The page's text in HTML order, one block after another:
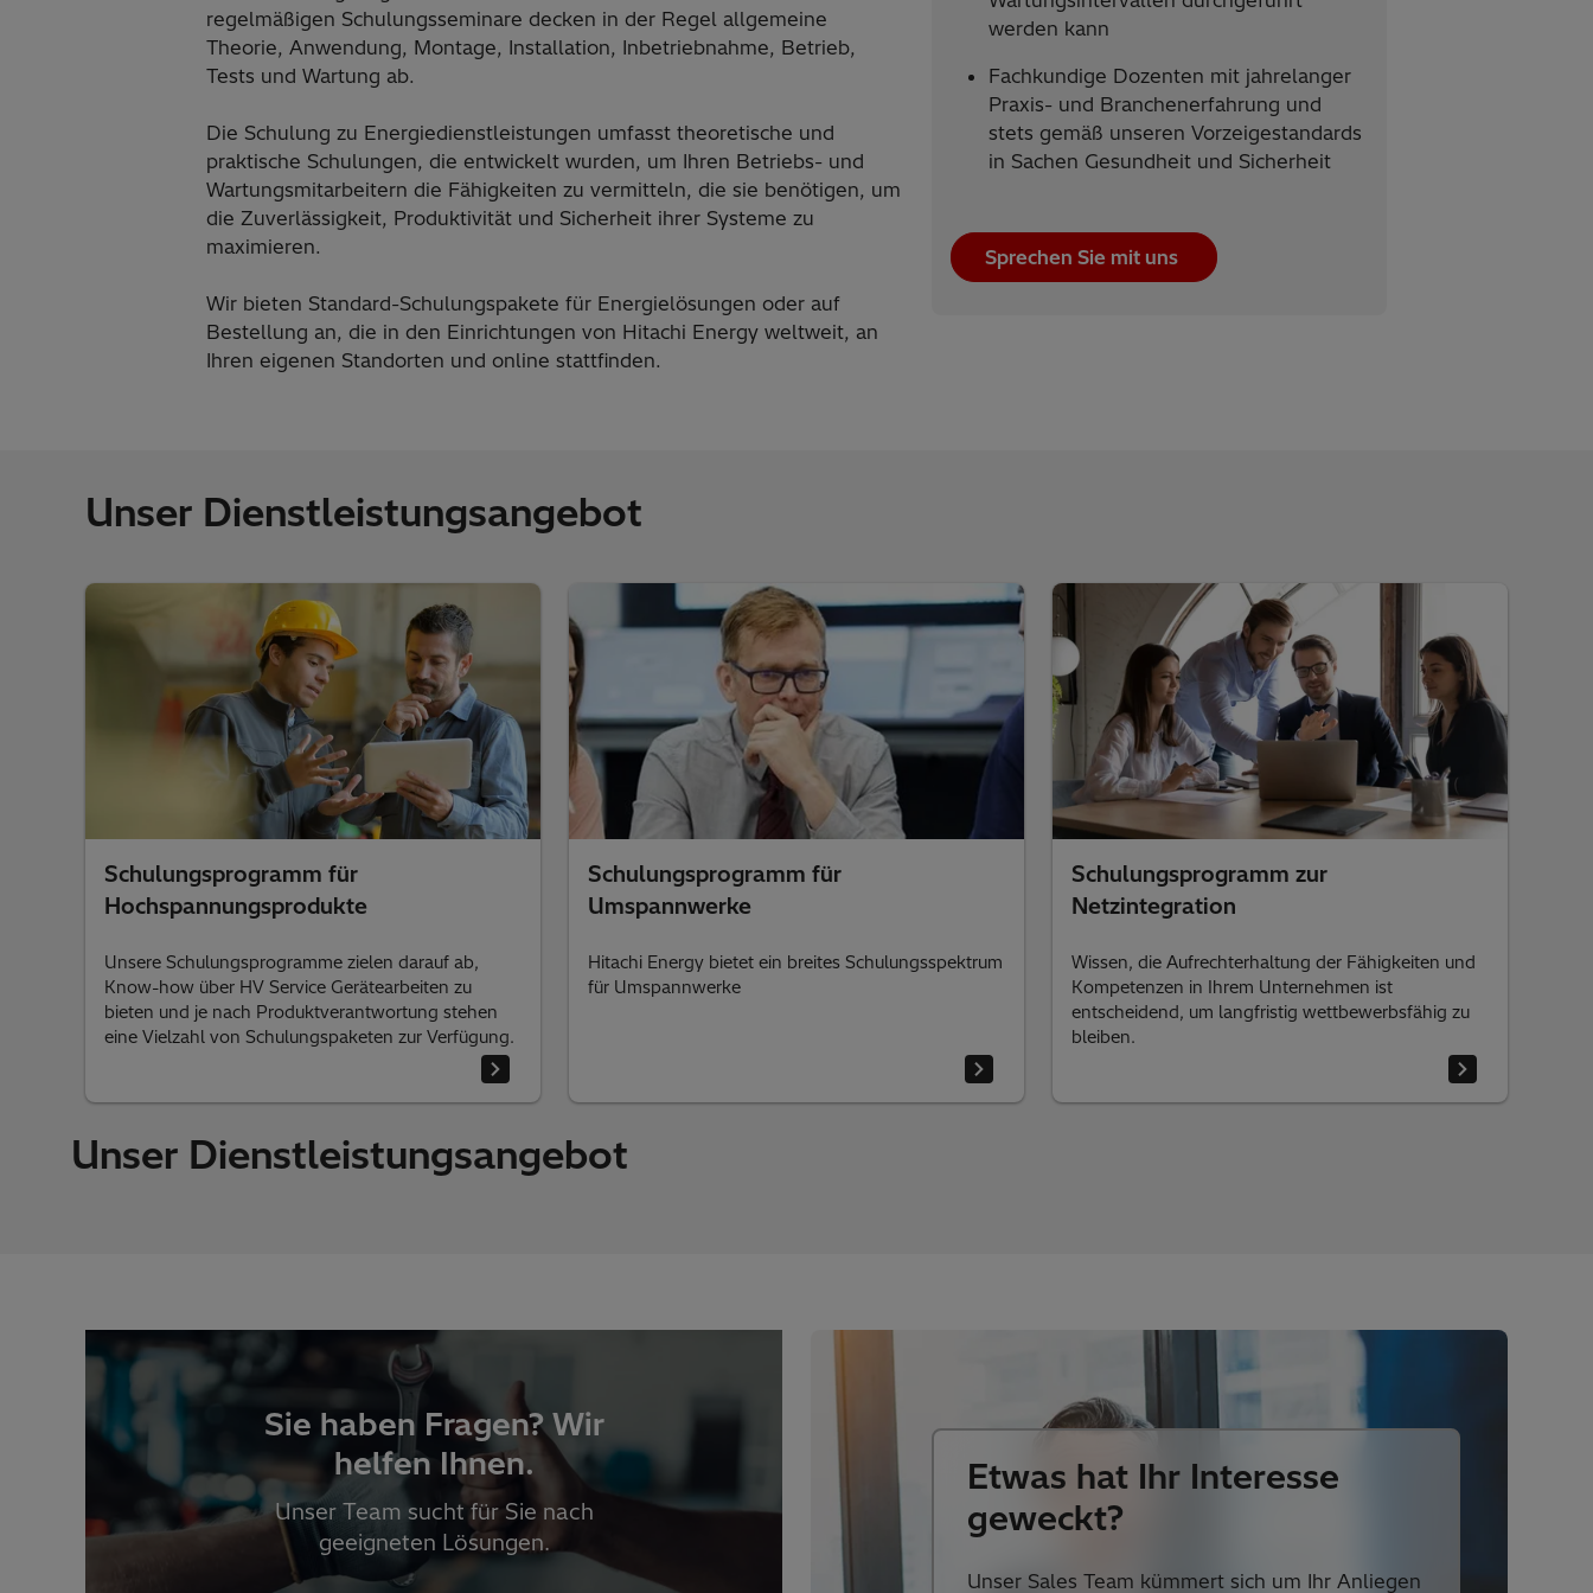
regelmäßigen Schulungsseminare decken in der Regel allgemeine
Theorie, Anwendung, Montage, Installation, Inbetriebnahme, Betrieb,
Tests und Wartung ab.
Die Schulung zu Energiedienstleistungen umfasst theoretische und
praktische Schulungen, die entwickelt wurden, um Ihren Betriebs- und
Wartungsmitarbeitern die Fähigkeiten zu vermitteln, die sie benötigen, um
die Zuverlässigkeit, Produktivität und Sicherheit ihrer Systeme zu
maximieren.
Wir bieten Standard-Schulungspakete für Energielösungen oder auf
Bestellung an, die in den Einrichtungen von Hitachi Energy weltweit, an
Ihren eigenen Standorten und online stattfinden.
werden kann
Fachkundige Dozenten mit jahrelanger
Praxis- und Branchenerfahrung und
stets gemäß unseren Vorzeigestandards
in Sachen Gesundheit und Sicherheit
Sprechen Sie mit uns
Unser Dienstleistungsangebot
Schulungsprogramm für
Hochspannungsprodukte
Unsere Schulungsprogramme zielen darauf ab,
Know-how über HV Service Gerätearbeiten zu
bieten und je nach Produktverantwortung stehen
eine Vielzahl von Schulungspaketen zur Verfügung.
Schulungsprogramm für
Umspannwerke
Hitachi Energy bietet ein breites Schulungsspektrum
für Umspannwerke
Schulungsprogramm zur
Netzintegration
Wissen, die Aufrechterhaltung der Fähigkeiten und
Kompetenzen in Ihrem Unternehmen ist
entscheidend, um langfristig wettbewerbsfähig zu
bleiben.
Unser Dienstleistungsangebot
Sie haben Fragen? Wir
helfen Ihnen.
Unser Team sucht für Sie nach
geeigneten Lösungen.
Etwas hat Ihr Interesse
geweckt?
Unser Sales Team kümmert sich um Ihr Anliegen